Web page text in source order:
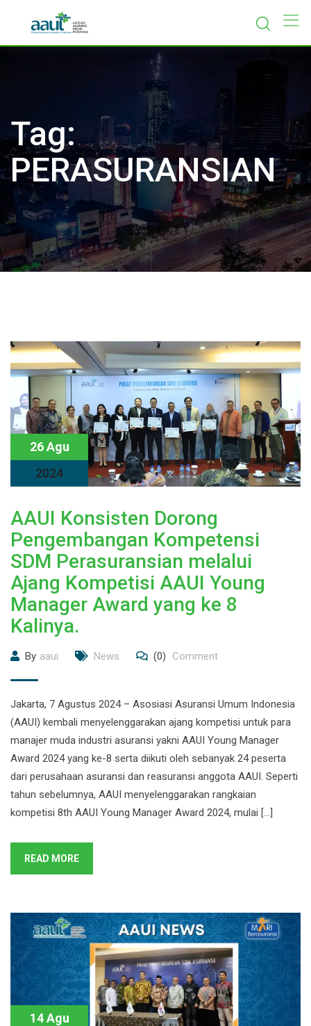
content
Tag:
PERASURANSIAN
26 Agu
2024
AAUI Konsisten Dorong
Pengembangan Kompetensi
SDM Perasuransian melalui
Ajang Kompetisi AAUI Young
Manager Award yang ke 8
Kalinya.
By aaui News (0) Comment
Jakarta, 7 Agustus 2024 – Asosiasi Asuransi Umum Indonesia
(AAUI) kembali menyelenggarakan ajang kompetisi untuk para
manajer muda industri asuransi yakni AAUI Young Manager
Award 2024 yang ke-8 serta diikuti oleh sebanyak 24 peserta
dari perusahaan asuransi dan reasuransi anggota AAUI. Seperti
tahun sebelumnya, AAUI menyelenggarakan rangkaian
kompetisi 8th AAUI Young Manager Award 2024, mulai […]
READ MORE
14 Agu